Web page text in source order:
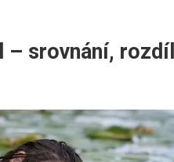
– srovnání,